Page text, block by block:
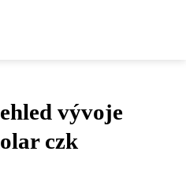
vývoje
czk